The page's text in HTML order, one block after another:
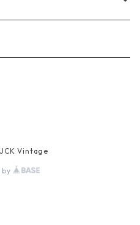
Vintage
by